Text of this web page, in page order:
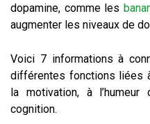
dopamine, comme les
augmenter les niveaux de
Voici 7 informations à
différentes fonctions liées
la motivation, à
cognition.